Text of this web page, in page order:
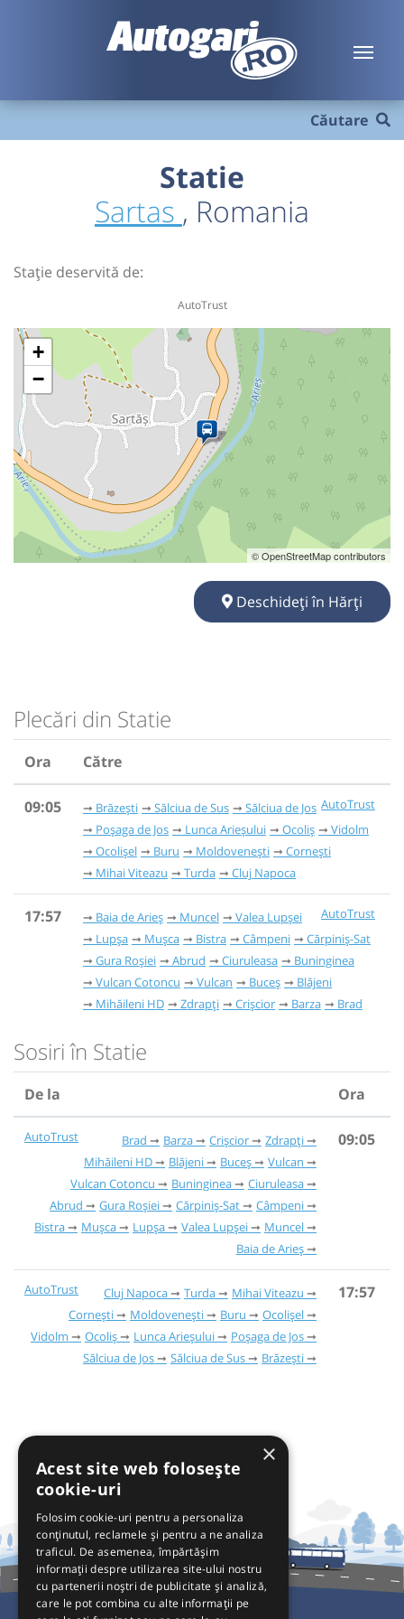
Căutare
Statie
Sartas , Romania
Stație deservită de:
AutoTrust
+
−
© OpenStreetMap contributors
Deschideți în Hărți
Plecări din Statie
Ora Către
09:05 AutoTrust
Brăzești Sălciua de Sus
Sălciua de Jos
Poșaga de Jos
Lunca Arieșului Ocoliș
Vidolm
Ocolișel
Buru Moldovenești
Cornești
Mihai Viteazu
Turda Cluj Napoca
17:57 AutoTrust
Baia de Arieș Muncel
Valea Lupșei
Lupșa
Mușca Bistra Câmpeni
Cărpiniș-Sat
Gura Roșiei
Abrud Ciuruleasa
Buninginea
Vulcan Cotoncu
Vulcan Buceș
Blăjeni
Mihăileni HD
Zdrapți Crișcior Barza Brad
Sosiri în Statie
De la Ora
AutoTrust Brad Barza Crișcior
Zdrapți
Mihăileni HD
Blăjeni Buceș
Vulcan
Vulcan Cotoncu
Buninginea
Ciuruleasa
Abrud
Gura Roșiei Cărpiniș-Sat
Câmpeni
Bistra
Mușca Lupșa Valea Lupșei
Muncel
Baia de Arieș
09:05
AutoTrust Cluj Napoca Turda
Mihai Viteazu
Cornești
Moldovenești Buru
Ocolișel
Vidolm
Ocoliș Lunca Arieșului
Poșaga de Jos
Sălciua de Jos
Sălciua de Sus Brăzești
17:57
×
Acest site web folosește
cookie-uri
Folosim cookie-uri pentru a personaliza
conținutul, reclamele și pentru a ne analiza
traficul. De asemenea, împărtășim
informații despre utilizarea site-ului nostru
cu partenerii noștri de publicitate și analiză,
care le pot combina cu alte informații pe